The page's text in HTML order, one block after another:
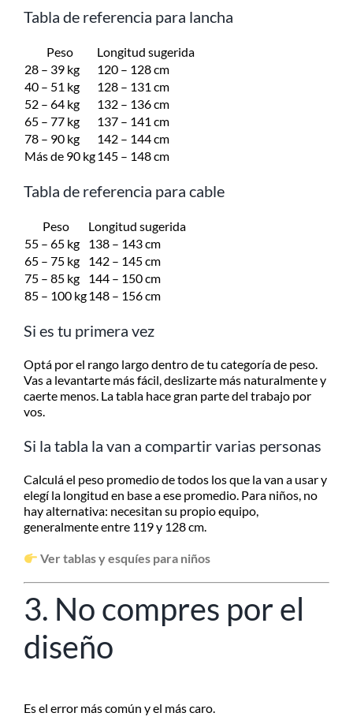
Tabla de referencia para lancha
Peso
Longitud sugerida
28 – 39 kg
120 – 128 cm
40 – 51 kg
128 – 131 cm
52 – 64 kg
132 – 136 cm
65 – 77 kg
137 – 141 cm
78 – 90 kg
142 – 144 cm
Más de 90 kg145 – 148 cm
Tabla de referencia para cable
Peso
Longitud sugerida
55 – 65 kg
138 – 143 cm
65 – 75 kg
142 – 145 cm
75 – 85 kg
144 – 150 cm
85 – 100 kg148 – 156 cm
Si es tu primera vez
Optá por el rango largo dentro de tu categoría de peso.
Vas a levantarte más fácil, deslizarte más naturalmente y
caerte menos. La tabla hace gran parte del trabajo por
vos.
Si la tabla la van a compartir varias personas
Calculá el peso promedio de todos los que la van a usar y
elegí la longitud en base a ese promedio. Para niños, no
hay alternativa: necesitan su propio equipo,
generalmente entre 119 y 128 cm.
Ver tablas y esquíes para niños
3. No compres por el
diseño
Es el error más común y el más caro.